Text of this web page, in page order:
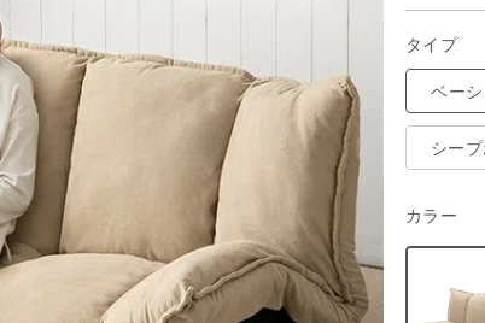
タイプ
ベーシ
シー
カラー